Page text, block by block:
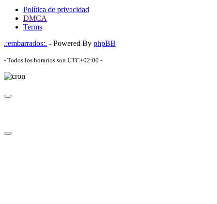
Política de privacidad
DMCA
Terms
.:embarrados:. - Powered By phpBB
- Todos los horarios son UTC+02:00 -